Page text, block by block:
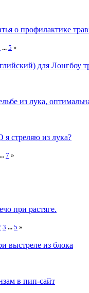
о профилактике
... 5 »
для Лонгбоу
из лука,
стреляю из лука?
... 7 »
при растяге.
3 ... 5 »
выстреле из блока
в пип-сайт